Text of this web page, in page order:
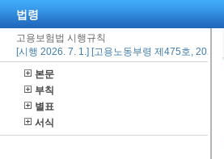
법령
고용보험법 시행규칙
[시행 2026. 7. 1.] [고용노동부령 제475호, 2026.
본문
부칙
별표
서식